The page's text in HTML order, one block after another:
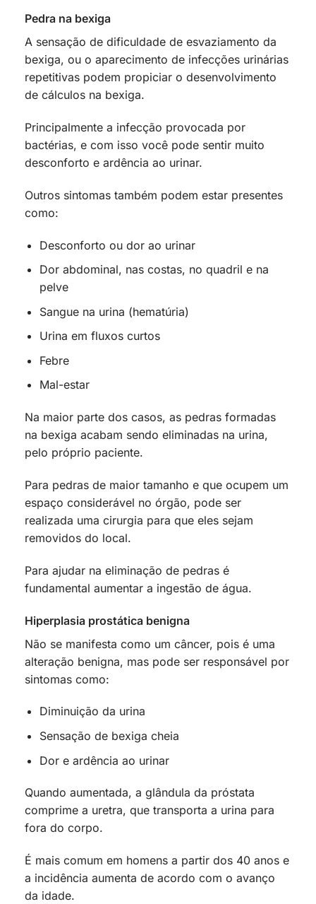
Pedra na bexiga
A sensação de dificuldade de esvaziamento da
bexiga, ou o aparecimento de infecções urinárias
repetitivas podem propiciar o desenvolvimento
de cálculos na bexiga.
Principalmente a infecção provocada por
bactérias, e com isso você pode sentir muito
desconforto e ardência ao urinar.
Outros sintomas também podem estar presentes
como:
Desconforto ou dor ao urinar
Dor abdominal, nas costas, no quadril e na
pelve
Sangue na urina (hematúria)
Urina em fluxos curtos
Febre
Mal-estar
Na maior parte dos casos, as pedras formadas
na bexiga acabam sendo eliminadas na urina,
pelo próprio paciente.
Para pedras de maior tamanho e que ocupem um
espaço considerável no órgão, pode ser
realizada uma cirurgia para que eles sejam
removidos do local.
Para ajudar na eliminação de pedras é
fundamental aumentar a ingestão de água.
Hiperplasia prostática benigna
Não se manifesta como um câncer, pois é uma
alteração benigna, mas pode ser responsável por
sintomas como:
Diminuição da urina
Sensação de bexiga cheia
Dor e ardência ao urinar
Quando aumentada, a glândula da próstata
comprime a uretra, que transporta a urina para
fora do corpo.
É mais comum em homens a partir dos 40 anos e
a incidência aumenta de acordo com o avanço
da idade.